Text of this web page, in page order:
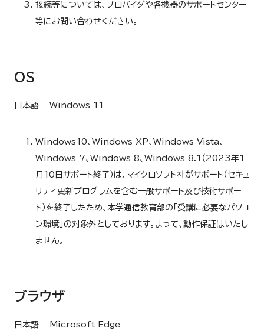
接続等については、プロバイダや各機器のサポートセンター
等にお問い合わせください。
OS
日本語 Windows 11
Windows10、Windows XP、Windows Vista、
Windows 7、Windows 8、Windows 8.1（2023年1
月10日サポート終了）は、マイクロソフト社がサポート（セキュ
リティ更新プログラムを含む一般サポート及び技術サポー
ト）を終了したため、本学通信教育部の「受講に必要なパソコ
ン環境」の対象外としております。よって、動作保証はいたし
ません。
ブラウザ
日本語 Microsoft Edge